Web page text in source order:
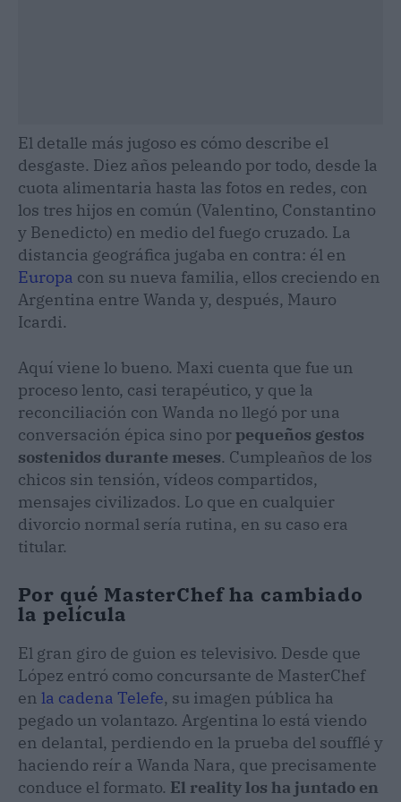
El detalle más jugoso es cómo describe el
desgaste. Diez años peleando por todo, desde la
cuota alimentaria hasta las fotos en redes, con
los tres hijos en común (Valentino, Constantino
y Benedicto) en medio del fuego cruzado. La
distancia geográfica jugaba en contra: él en
Europa con su nueva familia, ellos creciendo en
Argentina entre Wanda y, después, Mauro
Icardi.
Aquí viene lo bueno. Maxi cuenta que fue un
proceso lento, casi terapéutico, y que la
reconciliación con Wanda no llegó por una
conversación épica sino porpequeños gestos
sostenidos durante meses. Cumpleaños de los
chicos sin tensión, vídeos compartidos,
mensajes civilizados. Lo que en cualquier
divorcio normal sería rutina, en su caso era
titular.
Por qué MasterChef ha cambiado
la película
El gran giro de guion es televisivo. Desde que
López entró como concursante de MasterChef
en la cadena Telefe, su imagen pública ha
pegado un volantazo. Argentina lo está viendo
en delantal, perdiendo en la prueba del soufflé y
haciendo reír a Wanda Nara, que precisamente
conduce el formato. El reality los ha juntado en